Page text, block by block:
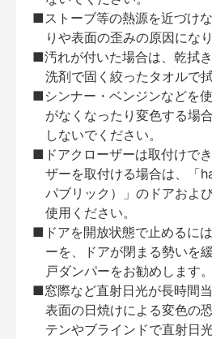
■ストーブ等の熱源を近づけ
りや表面の歪みの原因になり
■汚れが付いた場合は、乾拭
洗剤で固く絞ったタオルで
■シンナー・ベンジンなどを
がなくなったり変色する場
しないでください。
■ドアクローザーは取付けで
ザーを取付ける場合は、「
パブリック）」のドアおよ
使用ください。
■ドアを開放状態で止めるに
ーを、ドアが閉まる勢いを
戸ダンパーをお勧めします。
■窓際など直射日光が長時間当
表面の日焼けによる変色の
テンやブラインドで直射日